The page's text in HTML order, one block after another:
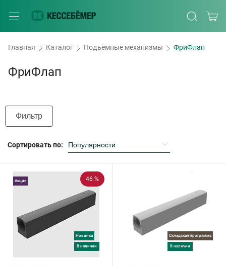
Главная Каталог Подъёмные механизмы ФриФлап
ФриФлап
Фильтр
Сортировать по:
46 %
Новинка
в наличии
Акция
Складская программа
в наличии